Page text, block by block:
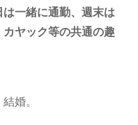
一緒に通勤、週末は
ヤック等の共通の趣
婚。